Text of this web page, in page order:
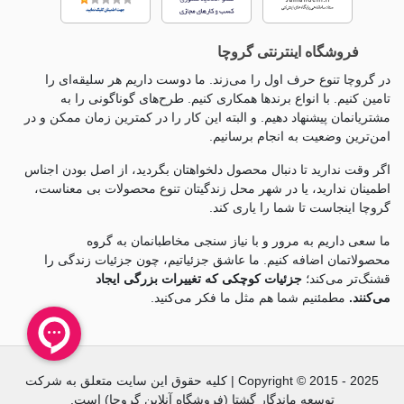
فروشگاه اینترنتی گروچا
در گروچا تنوع حرف اول را می‌زند. ما دوست داریم هر سلیقه‌ای را
تامین کنیم. با انواع برندها همکاری کنیم. طرح‌های گوناگونی را به
مشتریانمان پیشنهاد دهیم. و البته این کار را در کمترین زمان ممکن و در
امن‌ترین وضعیت به انجام برسانیم.
اگر وقت ندارید تا دنبال محصول دلخواهتان بگردید، از اصل بودن اجناس
اطمینان ندارید، یا در شهر محل زندگیتان تنوع محصولات بی معناست،
گروچا اینجاست تا شما را یاری کند.
ما سعی داریم به مرور و با نیاز سنجی مخاطبانمان به گروه
محصولاتمان اضافه کنیم. ما عاشق جزئياتیم، چون جزئيات زندگی را
قشنگ‌تر می‌کند؛ جزئیات کوچکی که تغییرات بزرگی ایجاد
می‌کنند. مطمئنیم شما هم مثل ما فکر می‌کنید.
Copyright © 2015 - 2025 | کلیه حقوق این سایت متعلق به شرکت
توسعه ماندگار گشتا (فروشگاه آنلاین گروچا) است.